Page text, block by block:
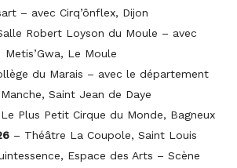
– avec Cirq’ônflex, Dijon
Robert Loyson du Moule – avec
Metis’Gwa, Le Moule
du Marais – avec le département
Saint Jean de Daye
Plus Petit Cirque du Monde, Bagneux
– Théâtre La Coupole, Saint Louis
Espace des Arts – Scène